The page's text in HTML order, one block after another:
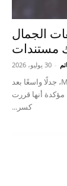
الجمال
مستندات
- 30 يوليو، 2026
أثارت منار الصعيدي، حاملة لقب Miss Grand Egypt 2025، جدلًا واسعًا بعد
أنها قررت
كسر...